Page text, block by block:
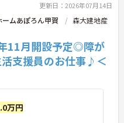
更新日：2026年07月14日
ムあぽろん甲賀
森大建地産
11月開設予定◎障が
支援員のお仕事♪＜
万円